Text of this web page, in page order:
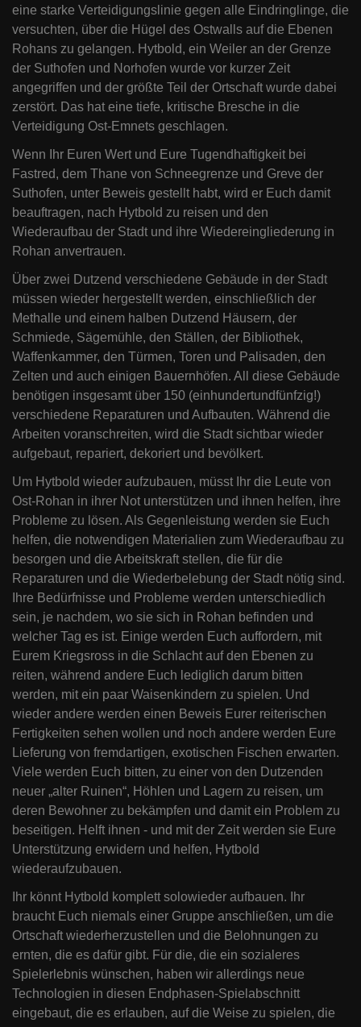
eine starke Verteidigungslinie gegen alle Eindringlinge, die
versuchten, über die Hügel des Ostwalls auf die Ebenen
Rohans zu gelangen. Hytbold, ein Weiler an der Grenze
der Suthofen und Norhofen wurde vor kurzer Zeit
angegriffen und der größte Teil der Ortschaft wurde dabei
zerstört. Das hat eine tiefe, kritische Bresche in die
Verteidigung Ost-Emnets geschlagen.
Wenn Ihr Euren Wert und Eure Tugendhaftigkeit bei
Fastred, dem Thane von Schneegrenze und Greve der
Suthofen, unter Beweis gestellt habt, wird er Euch damit
beauftragen, nach Hytbold zu reisen und den
Wiederaufbau der Stadt und ihre Wiedereingliederung in
Rohan anvertrauen.
Über zwei Dutzend verschiedene Gebäude in der Stadt
müssen wieder hergestellt werden, einschließlich der
Methalle und einem halben Dutzend Häusern, der
Schmiede, Sägemühle, den Ställen, der Bibliothek,
Waffenkammer, den Türmen, Toren und Palisaden, den
Zelten und auch einigen Bauernhöfen. All diese Gebäude
benötigen insgesamt über 150 (einhundertundfünfzig!)
verschiedene Reparaturen und Aufbauten. Während die
Arbeiten voranschreiten, wird die Stadt sichtbar wieder
aufgebaut, repariert, dekoriert und bevölkert.
Um Hytbold wieder aufzubauen, müsst Ihr die Leute von
Ost-Rohan in ihrer Not unterstützen und ihnen helfen, ihre
Probleme zu lösen. Als Gegenleistung werden sie Euch
helfen, die notwendigen Materialien zum Wiederaufbau zu
besorgen und die Arbeitskraft stellen, die für die
Reparaturen und die Wiederbelebung der Stadt nötig sind.
Ihre Bedürfnisse und Probleme werden unterschiedlich
sein, je nachdem, wo sie sich in Rohan befinden und
welcher Tag es ist. Einige werden Euch auffordern, mit
Eurem Kriegsross in die Schlacht auf den Ebenen zu
reiten, während andere Euch lediglich darum bitten
werden, mit ein paar Waisenkindern zu spielen. Und
wieder andere werden einen Beweis Eurer reiterischen
Fertigkeiten sehen wollen und noch andere werden Eure
Lieferung von fremdartigen, exotischen Fischen erwarten.
Viele werden Euch bitten, zu einer von den Dutzenden
neuer „alter Ruinen“, Höhlen und Lagern zu reisen, um
deren Bewohner zu bekämpfen und damit ein Problem zu
beseitigen. Helft ihnen - und mit der Zeit werden sie Eure
Unterstützung erwidern und helfen, Hytbold
wiederaufzubauen.
Ihr könnt Hytbold komplett solowieder aufbauen. Ihr
braucht Euch niemals einer Gruppe anschließen, um die
Ortschaft wiederherzustellen und die Belohnungen zu
ernten, die es dafür gibt. Für die, die ein sozialeres
Spielerlebnis wünschen, haben wir allerdings neue
Technologien in diesen Endphasen-Spielabschnitt
eingebaut, die es erlauben, auf die Weise zu spielen, die